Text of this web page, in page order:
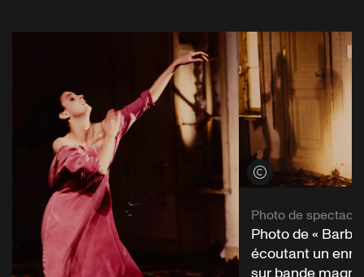
Voir les crédits
Photo de spectacle
Photo de «
écoutant un